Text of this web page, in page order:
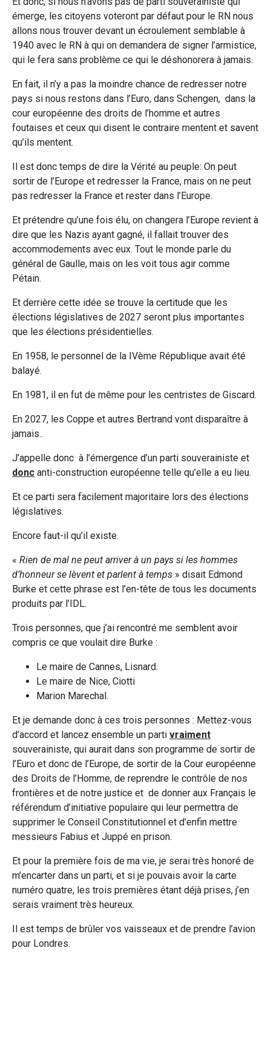
émerge, les citoyens voteront par défaut pour le RN nous
allons nous trouver devant un écroulement semblable à
1940 avec le RN à qui on demandera de signer l’armistice,
qui le fera sans problème ce qui le déshonorera à jamais.
En fait, il n’y a pas la moindre chance de redresser notre
pays si nous restons dans l’Euro, dans Schengen, dans la
cour européenne des droits de l’homme et autres
foutaises et ceux qui disent le contraire mentent et savent
qu’ils mentent.
Il est donc temps de dire la Vérité au peuple: On peut
sortir de l’Europe et redresser la France, mais on ne peut
pas redresser la France et rester dans l’Europe.
Et prétendre qu’une fois élu, on changera l’Europe revient à
dire que les Nazis ayant gagné, il fallait trouver des
accommodements avec eux. Tout le monde parle du
général de Gaulle, mais on les voit tous agir comme
Pétain.
Et derrière cette idée se trouve la certitude que les
élections législatives de 2027 seront plus importantes
que les élections présidentielles.
En 1958, le personnel de la IVème République avait été
balayé.
En 1981, il en fut de même pour les centristes de Giscard.
En 2027, les Coppe et autres Bertrand vont disparaître à
jamais..
J’appelle donc à l’émergence d’un parti souverainiste et
donc anti-construction européenne telle qu’elle a eu lieu.
Et ce parti sera facilement majoritaire lors des élections
législatives.
Encore faut-il qu’il existe.
« Rien de mal ne peut arriver à un pays si les hommes
d’honneur se lèvent et parlent à temps » disait Edmond
Burke et cette phrase est l’en-tête de tous les documents
produits par l’IDL.
Trois personnes, que j’ai rencontré me semblent avoir
compris ce que voulait dire Burke :
Le maire de Cannes, Lisnard.
Le maire de Nice, Ciotti
Marion Marechal.
Et je demande donc à ces trois personnes : Mettez-vous
d’accord et lancez ensemble un parti vraiment
souverainiste, qui aurait dans son programme de sortir de
l’Euro et donc de l’Europe, de sortir de la Cour européenne
des Droits de l’Homme, de reprendre le contrôle de nos
frontières et de notre justice et de donner aux Français le
référendum d’initiative populaire qui leur permettra de
supprimer le Conseil Constitutionnel et d’enfin mettre
messieurs Fabius et Juppé en prison.
Et pour la première fois de ma vie, je serai très honoré de
m’encarter dans un parti, et si je pouvais avoir la carte
numéro quatre, les trois premières étant déjà prises, j’en
serais vraiment très heureux.
Il est temps de brûler vos vaisseaux et de prendre l’avion
pour Londres.